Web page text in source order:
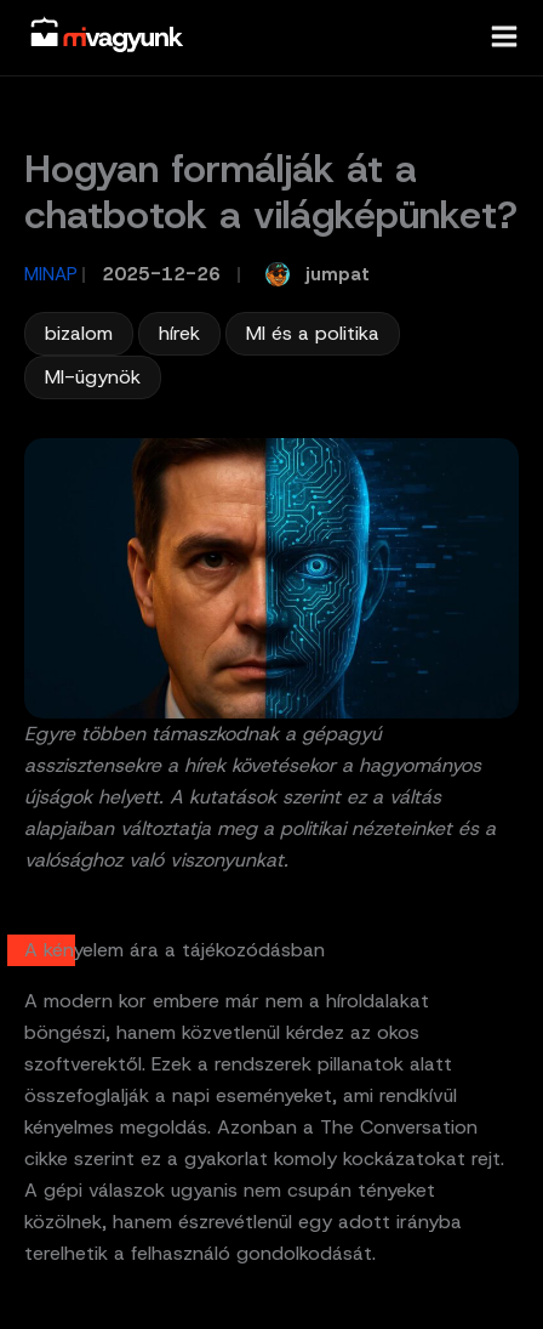
Skip
content
Hogyan formálják át a
chatbotok a világképünket?
MINAP / 2025-12-26 jumpat
bizalom hírek MI és a politika
MI-ügynök
Egyre többen támaszkodnak a gépagyú
asszisztensekre a hírek követésekor a hagyományos
újságok helyett. A kutatások szerint ez a váltás
alapjaiban változtatja meg a politikai nézeteinket és a
valósághoz való viszonyunkat.
A kényelem ára a tájékozódásban
A modern kor embere már nem a híroldalakat
böngészi, hanem közvetlenül kérdez az okos
szoftverektől. Ezek a rendszerek pillanatok alatt
összefoglalják a napi eseményeket, ami rendkívül
kényelmes megoldás. Azonban a The Conversation
cikke szerint ez a gyakorlat komoly kockázatokat rejt.
A gépi válaszok ugyanis nem csupán tényeket
közölnek, hanem észrevétlenül egy adott irányba
terelhetik a felhasználó gondolkodását.